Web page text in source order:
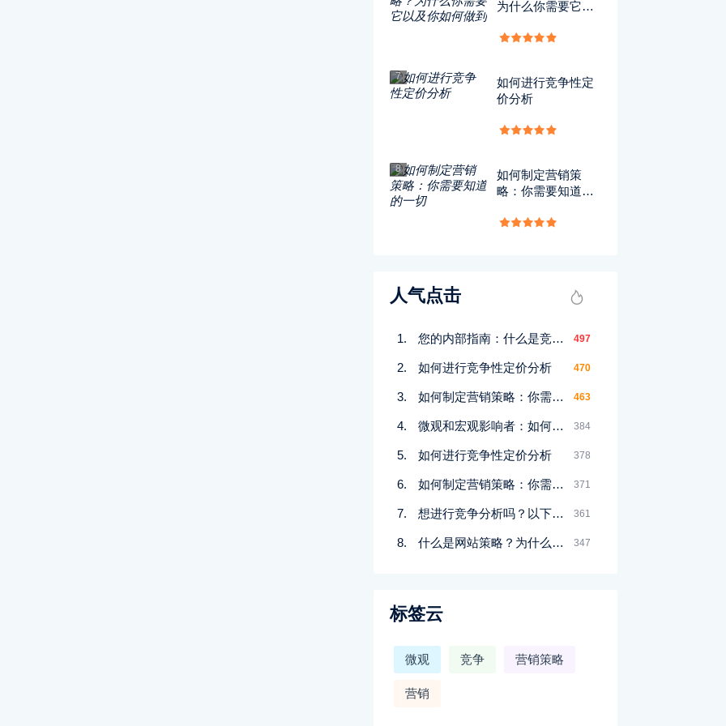
为什么你需要它以
7
如何进行竞争性定
价分析
8
如何制定营销策
略：你需要知道的
人气点击
您的内部指南：什么是竞争环境分析？ 497
如何进行竞争性定价分析 470
如何制定营销策略：你需要知道的一切 463
微观和宏观影响者：如何工作 384
如何进行竞争性定价分析 378
如何制定营销策略：你需要知道的一切 371
想进行竞争分析吗？以下是你应该做的7个理由 361
什么是网站策略？为什么你需要它以及你如何做到 347
标签云
微观 竞争 营销策略
营销